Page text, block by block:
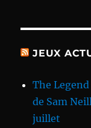
JEUX
The
de Sam
juillet